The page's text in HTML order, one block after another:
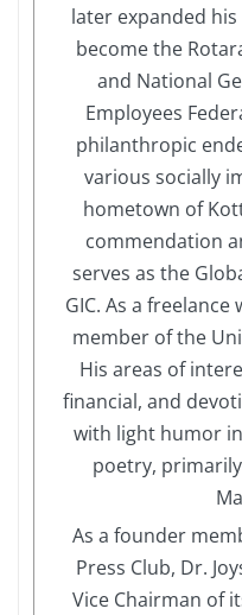
later expanded
become the
and National
Employees
philanthropic
various socially
hometown of
commendation
serves as the
GIC. As a
member of the
His areas of
financial, and
with light humor
poetry,
As a founder
Press Club, Dr.
Vice Chairman of